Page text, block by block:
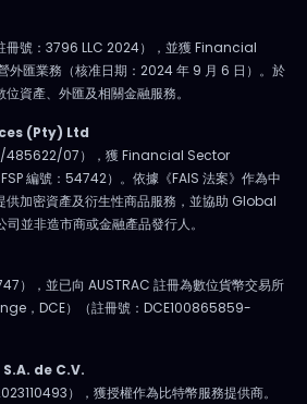
冊號：3796 LLC 2024），並獲 Financial
匯業務（核准日期：2024 年 9 月 6 日）。於
資產、外匯及相關金融服務。
(Pty) Ltd
485622/07），獲 Financial Sector
編號：54742）。依據《FAIS 法案》作為中
供加密資產及衍生性商品服務，並協助 Global
並非造市商或金融產品發行人。
），並已向 AUSTRAC 註冊為數位貨幣交易所
，DCE）（註冊號：DCE100865859-
de C.V.
），獲授權作為比特幣服務提供商。